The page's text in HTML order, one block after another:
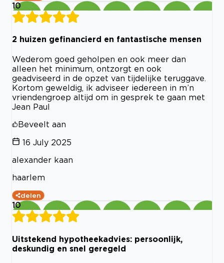
10
2 huizen gefinancierd en fantastische mensen
Wederom goed geholpen en ook meer dan
alleen het minimum, ontzorgt en ook
geadviseerd in de opzet van tijdelijke teruggave.
Kortom geweldig, ik adviseer iedereen in m’n
vriendengroep altijd om in gesprek te gaan met
Jean Paul
Beveelt aan
16 July 2025
alexander kaan
haarlem
delen
10
Uitstekend hypotheekadvies: persoonlijk,
deskundig en snel geregeld